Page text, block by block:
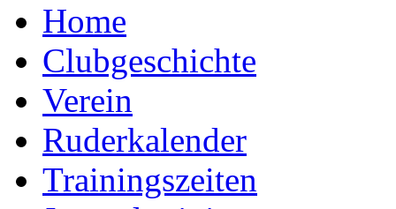
Home
Clubgeschichte
Verein
Ruderkalender
Trainingszeiten